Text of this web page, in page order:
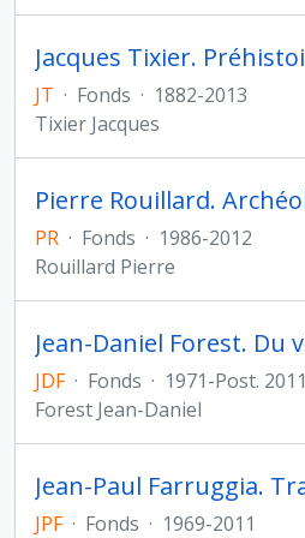
JT · Fonds · 1882-2013
Tixier Jacques
PR · Fonds · 1986-2012
Rouillard Pierre
JDF · Fonds · 1971-Post. 2011
Forest Jean-Daniel
JPF · Fonds · 1969-2011